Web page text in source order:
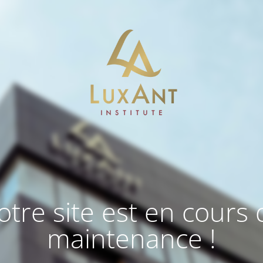
site est en cours
maintenance !